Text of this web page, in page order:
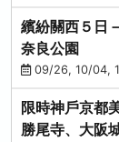
繽紛關西５日
奈良公園
09/26, 10/04,
限時神戶京都
勝尾寺、大阪